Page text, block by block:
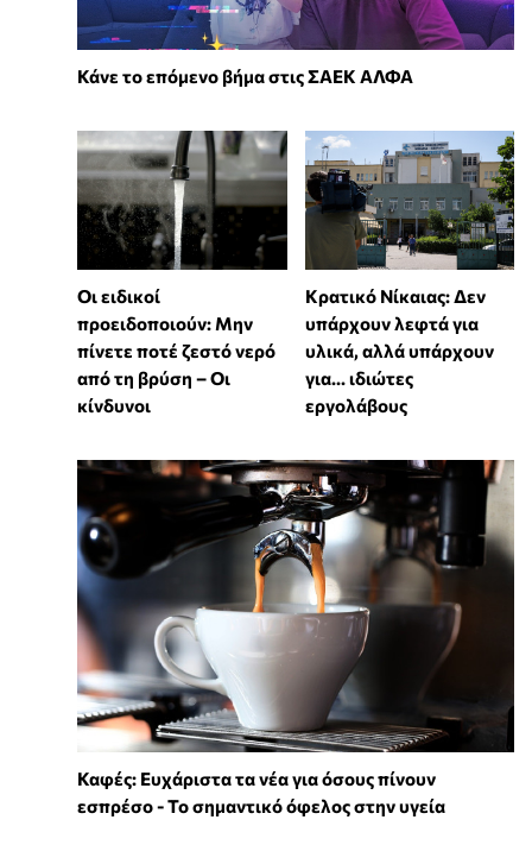
Κάνε το επόμενο βήμα στις ΣΑΕΚ ΑΛΦΑ
Οι ειδικοί
προειδοποιούν: Μην
πίνετε ποτέ ζεστό νερό
από τη βρύση – Οι
κίνδυνοι
Κρατικό Νίκαιας: Δεν
υπάρχουν λεφτά για
υλικά, αλλά υπάρχουν
για... ιδιώτες
εργολάβους
Καφές: Ευχάριστα τα νέα για όσους πίνουν
εσπρέσο - Το σημαντικό όφελος στην υγεία